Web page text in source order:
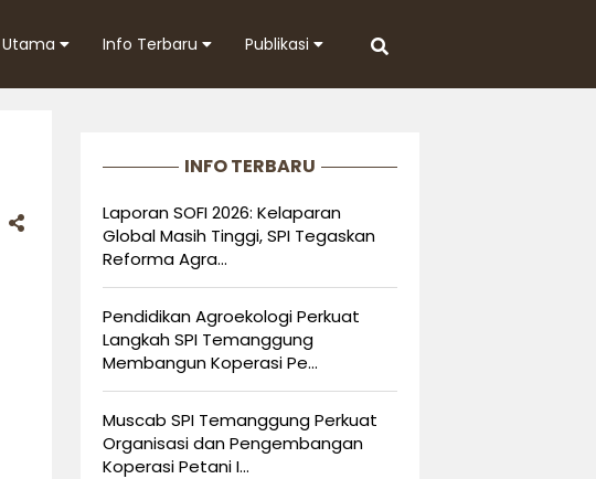
Utama Info Terbaru Publikasi
INFO TERBARU
Laporan SOFI 2026: Kelaparan
Global Masih Tinggi, SPI Tegaskan
Reforma Agra...
Pendidikan Agroekologi Perkuat
Langkah SPI Temanggung
Membangun Koperasi Pe...
Muscab SPI Temanggung Perkuat
Organisasi dan Pengembangan
Koperasi Petani I...